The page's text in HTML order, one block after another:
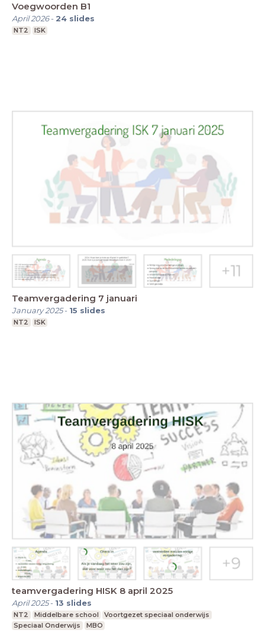
Voegwoorden B1
April 2026- 24 slides
NT2 ISK
Teamvergadering 7 januari
January 2025- 15 slides
NT2 ISK
teamvergadering HISK 8 april 2025
April 2025- 13 slides
NT2 Middelbare school
Voortgezet speciaal onderwijs
Speciaal Onderwijs
MBO